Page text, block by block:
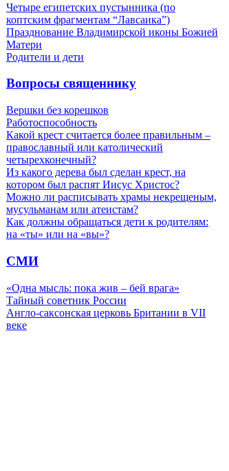
Четыре египетских пустынника (по
коптским фрагментам “Лавсаика”)
Празднование Владимирской иконы Божией
Матери
Родители и дети
Вопросы священнику
Вершки без корешков
Работоспособность
Какой крест считается более правильным –
православный или католический
четырехконечный?
Из какого дерева был сделан крест, на
котором был распят Иисус Христос?
Можно ли расписывать храмы некрещеным,
мусульманам или атеистам?
Как должны обращаться дети к родителям:
на «ты» или на «вы»?
СМИ
«Одна мысль: пока жив – бей врага»
Тайный советник России
Англо-саксонская церковь Британии в VII
веке